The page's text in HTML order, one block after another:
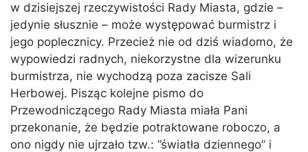
w dzisiejszej rzeczywistości Rady Miasta, gdzie –
jedynie słusznie – może występować burmistrz i
jego poplecznicy. Przecież nie od dziś wiadomo, że
wypowiedzi radnych, niekorzystne dla wizerunku
burmistrza, nie wychodzą poza zacisze Sali
Herbowej. Pisząc kolejne pismo do
Przewodniczącego Rady Miasta miała Pani
przekonanie, że będzie potraktowane roboczo, a
ono nigdy nie ujrzało tzw.: ”światła dziennego” i